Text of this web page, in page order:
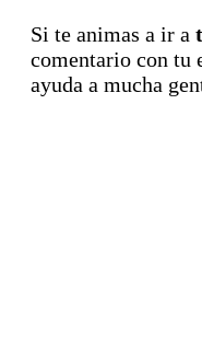
Si te animas a ir a
comentario con tu
ayuda a mucha